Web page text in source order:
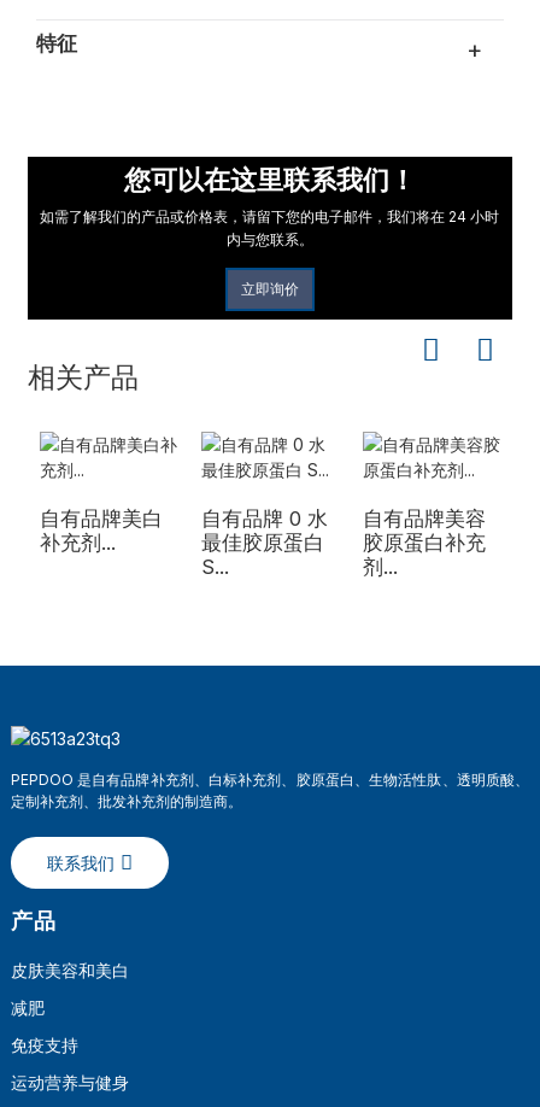
特征 +
您可以在这里联系我们！
如需了解我们的产品或价格表，请留下您的电子邮件，我们将在 24 小时
内与您联系。
立即询价
相关产品
自有品牌美白
补充剂...
自有品牌 0 水
最佳胶原蛋白
S...
自有品牌美容
胶原蛋白补充
剂...
PEPDOO 是自有品牌补充剂、白标补充剂、胶原蛋白、生物活性肽、透明质酸、
定制补充剂、批发补充剂的制造商。
联系我们
产品
皮肤美容和美白
减肥
免疫支持
运动营养与健身